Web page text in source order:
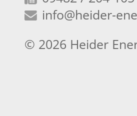
info@heider-
© 2026 Heider